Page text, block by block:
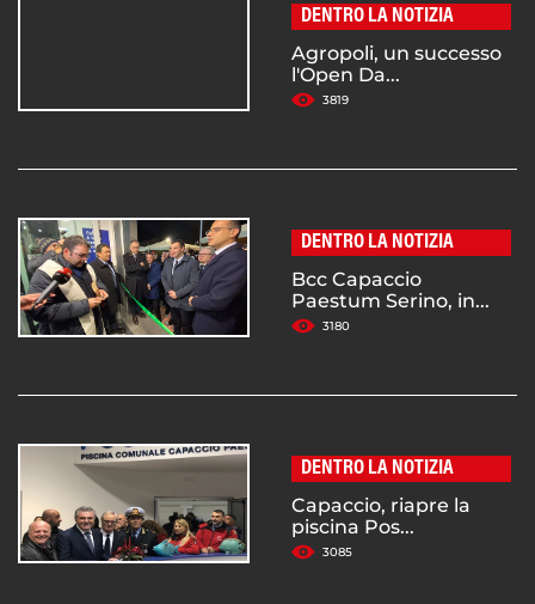
DENTRO LA NOTIZIA
Agropoli, un successo
l'Open Da...
3819
DENTRO LA NOTIZIA
Bcc Capaccio
Paestum Serino, in...
3180
DENTRO LA NOTIZIA
Capaccio, riapre la
piscina Pos...
3085